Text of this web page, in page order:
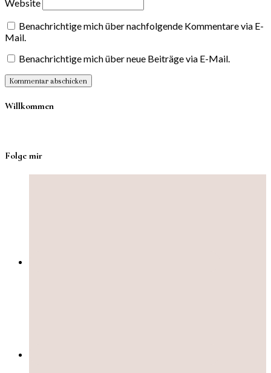
Website
Benachrichtige mich über nachfolgende Kommentare via E-
Mail.
Benachrichtige mich über neue Beiträge via E-Mail.
Willkommen
Folge mir